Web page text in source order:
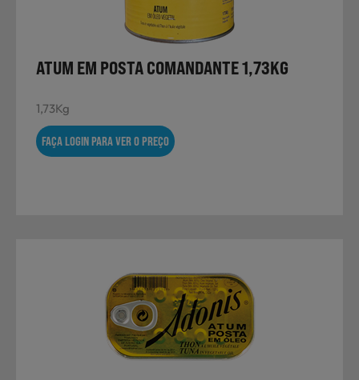
ATUM EM POSTA COMANDANTE 1,73KG
1,73Kg
FAÇA LOGIN PARA VER O PREÇO